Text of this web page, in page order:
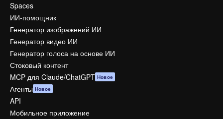
Spaces
ИИ-помощник
Генератор изображений ИИ
Генератор видео ИИ
Генератор голоса на основе ИИ
Стоковый контент
MCP для Claude/ChatGPT Новое
Агенты Новое
API
Мобильное приложение